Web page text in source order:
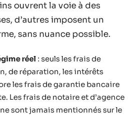
ouvrent la voie à des
d’autres imposent un
sans nuance possible.
réel : seuls les frais de
de réparation, les intérêts
les frais de garantie bancaire
Les frais de notaire et d’agence
sont jamais mentionnés sur le